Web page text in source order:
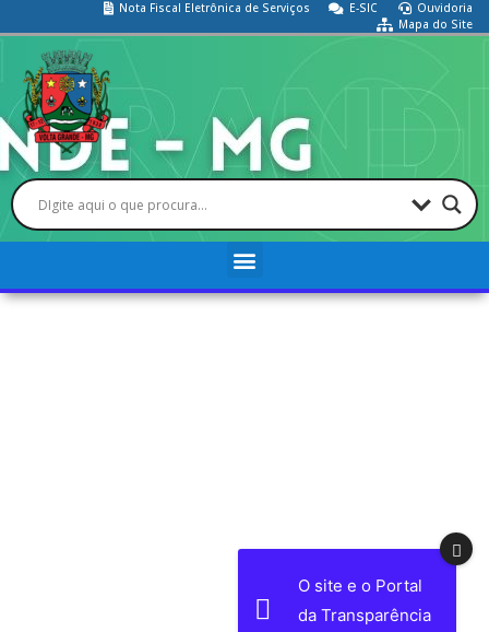
Nota Fiscal Eletrônica de Serviços E-SIC
Ouvidoria
Mapa do Site
O site e o Portal
da Transparência